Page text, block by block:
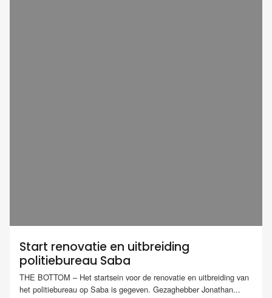
Start renovatie en uitbreiding
politiebureau Saba
THE BOTTOM – Het startsein voor de renovatie en uitbreiding van
het politiebureau op Saba is gegeven. Gezaghebber Jonathan...